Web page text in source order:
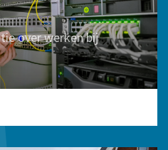
over werken bij